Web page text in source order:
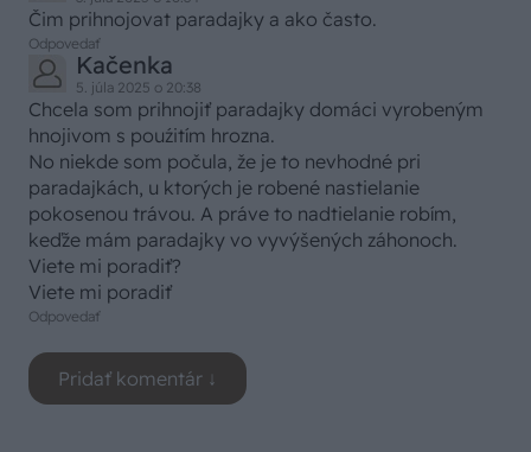
Čim prihnojovat paradajky a ako často.
Odpovedať
Kačenka
5. júla 2025 o 20:38
Chcela som prihnojiť paradajky domáci vyrobeným
hnojivom s pouźitím hrozna.
No niekde som počula, že je to nevhodné pri
paradajkách, u ktorých je robené nastielanie
pokosenou trávou. A práve to nadtielanie robím,
keďže mám paradajky vo vyvýšených záhonoch.
Viete mi poradiť?
Viete mi poradiť
Odpovedať